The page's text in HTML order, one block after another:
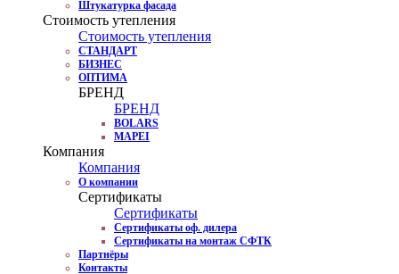
Штукатурка фасада
Стоимость утепления
Стоимость утепления
СТАНДАРТ
БИЗНЕС
ОПТИМА
БРЕНД
БРЕНД
BOLARS
MAPEI
Компания
Компания
О компании
Сертификаты
Сертификаты
Сертификаты оф. дилера
Сертификаты на монтаж СФТК
Партнёры
Контакты